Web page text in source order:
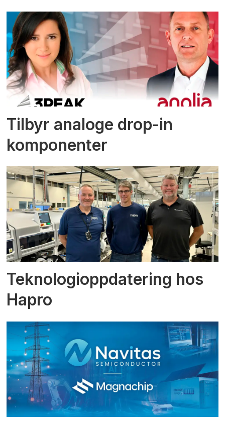
Tilbyr analoge drop-in
komponenter
Teknologioppdatering hos
Hapro